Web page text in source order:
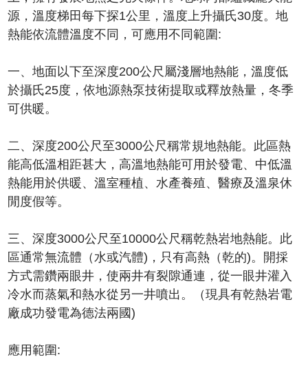
源，溫度梯田每下探1公里，溫度上升攝氏30度。地
熱能依流體溫度不同，可應用不同範圍:
一、地面以下至深度200公尺屬淺層地熱能，溫度低
於攝氏25度，依地源熱泵技術提取或釋放熱量，冬季
可供暖。
二、深度200公尺至3000公尺稱常規地熱能。此區熱
能高低溫相距甚大，高溫地熱能可用於發電、中低溫
熱能用於供暖、溫室種植、水產養殖、醫療及溫泉休
閒度假等。
三、深度3000公尺至10000公尺稱乾熱岩地熱能。此
區通常無流體（水或汽體)，只有高熱（乾的)。開採
方式需鑽兩眼井，使兩井有裂隙通連，從一眼井灌入
冷水而蒸氣和熱水從另一井噴出。（現具有乾熱岩電
廠成功發電為德法兩國)
應用範圍: